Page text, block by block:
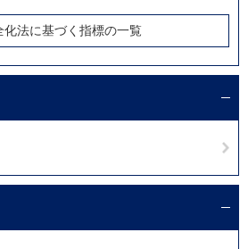
化法に基づく指標の一覧